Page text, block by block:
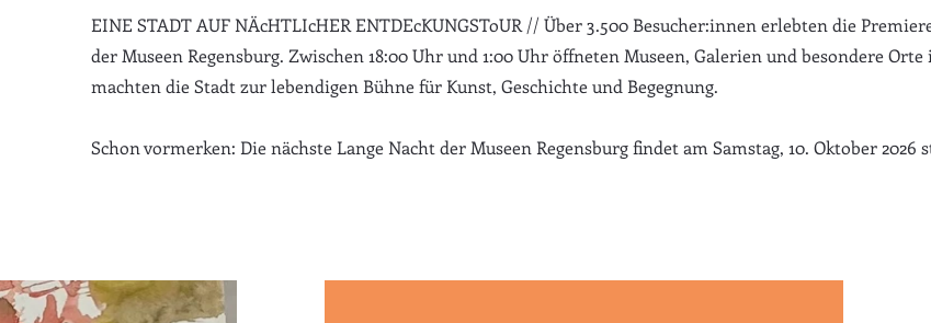
EINE STADT AUF NÄcHTLIcHER ENTDEcKUNGSToUR // Über 3.500 Besucher:innen erlebten die
der Museen Regensburg. Zwischen 18:00 Uhr und 1:00 Uhr öffneten Museen, Galerien und besondere
machten die Stadt zur lebendigen Bühne für Kunst, Geschichte und Begegnung.
Schon vormerken: Die nächste Lange Nacht der Museen Regensburg findet am Samstag, 10. Oktober 2026